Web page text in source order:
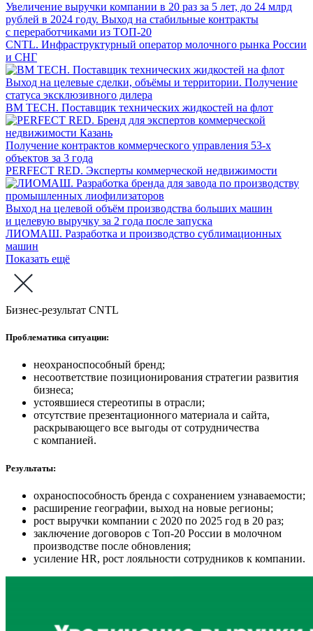
Увеличение выручки компании в 20 раз за 5 лет, до 24 млрд
рублей в 2024 году. Выход на стабильные контракты
с переработчиками из ТОП-20
CNTL. Инфраструктурный оператор молочного рынка России
и СНГ
Выход на целевые сделки, объёмы и территории. Получение
статуса эксклюзивного дилера
BM TECH. Поставщик технических жидкостей на флот
Получение контрактов коммерческого управления 53-х
объектов за 3 года
PERFECT RED. Эксперты коммерческой недвижимости
Выход на целевой объём производства больших машин
и целевую выручку за 2 года после запуска
ЛИОМАШ. Разработка и производство сублимационных
машин
Показать ещё
Бизнес-результат CNTL
Проблематика ситуации:
неохраноспособный бренд;
несоответствие позиционирования стратегии развития
бизнеса;
устоявшиеся стереотипы в отрасли;
отсутствие презентационного материала и сайта,
раскрывающего все выгоды от сотрудничества
с компанией.
Результаты:
охраноспособность бренда с сохранением узнаваемости;
расширение географии, выход на новые регионы;
рост выручки компании с 2020 по 2025 год в 20 раз;
заключение договоров с Топ-20 России в молочном
производстве после обновления;
усиление HR, рост лояльности сотрудников к компании.